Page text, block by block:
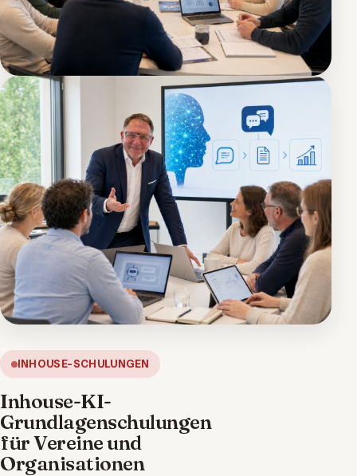
INHOUSE-SCHULUNGEN
Inhouse-KI-
Grundlagenschulungen
für Vereine und
Organisationen